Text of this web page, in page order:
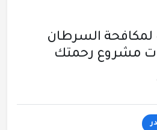
السرطان
مشروع رحمتك